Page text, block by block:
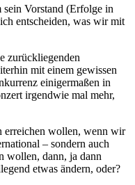
sein Vorstand (Erfolge in
entscheiden, was wir mit
zurückliegenden
mit einem gewissen
einigermaßen in
irgendwie mal mehr,
erreichen wollen, wenn wir
– sondern auch
wollen, dann, ja dann
etwas ändern, oder?